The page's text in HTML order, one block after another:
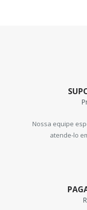
Nossa equipe
atende-lo